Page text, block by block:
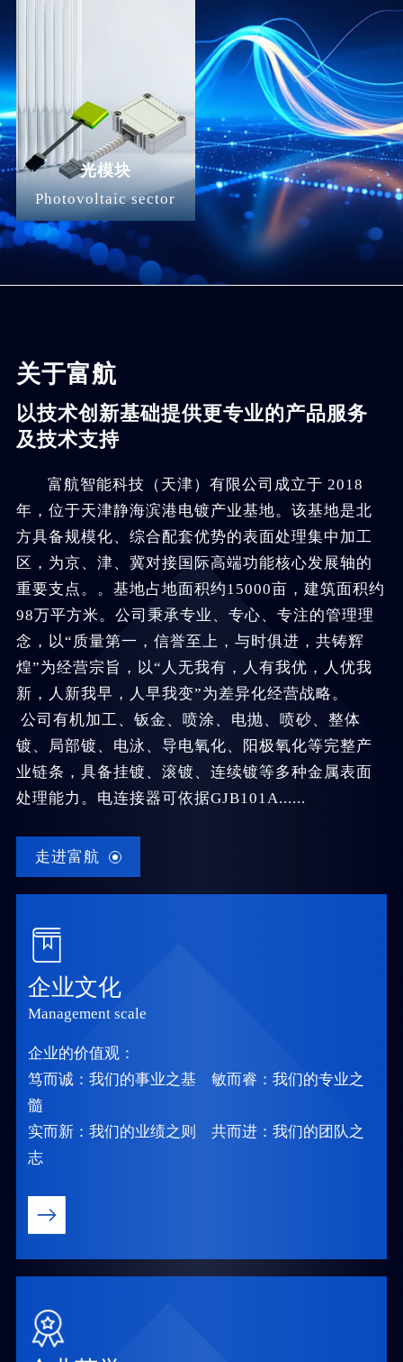
光模块
Photovoltaic sector
关于富航
以技术创新基础提供更专业的产品服务
及技术支持
富航智能科技（天津）有限公司成立于 2018
年，位于天津静海滨港电镀产业基地。该基地是北
方具备规模化、综合配套优势的表面处理集中加工
区，为京、津、冀对接国际高端功能核心发展轴的
重要支点。。基地占地面积约15000亩，建筑面积约
98万平方米。公司秉承专业、专心、专注的管理理
念，以“质量第一，信誉至上，与时俱进，共铸辉
煌”为经营宗旨，以“人无我有，人有我优，人优我
新，人新我早，人早我变”为差异化经营战略。
公司有机加工、钣金、喷涂、电抛、喷砂、整体
镀、局部镀、电泳、导电氧化、阳极氧化等完整产
业链条，具备挂镀、滚镀、连续镀等多种金属表面
处理能力。电连接器可依据GJB101A......
走进富航
企业文化
Management scale
企业的价值观：
笃而诚：我们的事业之基 敏而睿：我们的专业之
髓
实而新：我们的业绩之则 共而进：我们的团队之
志